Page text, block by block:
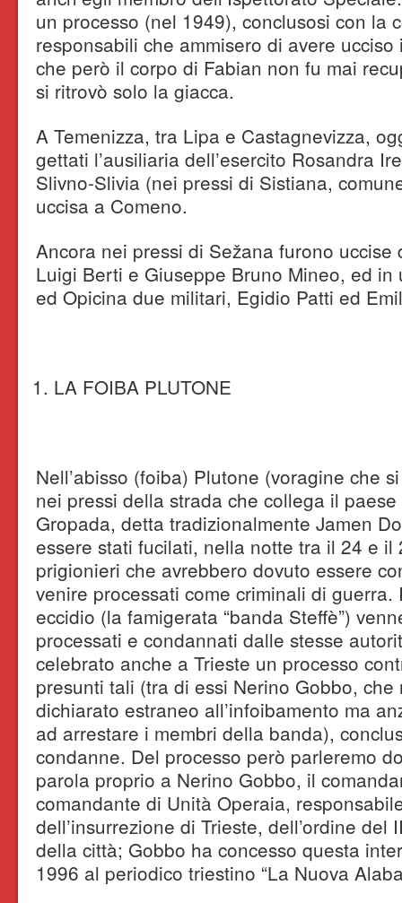
un processo (nel 1949), conclusosi con la
responsabili che ammisero di avere
che però il corpo di Fabian non fu mai
si ritrovò solo la giacca.
A Temenizza, tra Lipa e Castagnevizza,
gettati l’ausiliaria dell’esercito Rosandra
Slivno-Slivia (nei pressi di Sistiana,
uccisa a Comeno.
Ancora nei pressi di Sežana furono uccise
Luigi Berti e Giuseppe Bruno Mineo, ed in
ed Opicina due militari, Egidio Patti ed
LA FOIBA PLUTONE
Nell’abisso (foiba) Plutone (voragine che
nei pressi della strada che collega il
Gropada, detta tradizionalmente Jamen
essere stati fucilati, nella notte tra il 24 e il
prigionieri che avrebbero dovuto essere
venire processati come criminali di
eccidio (la famigerata “banda Steffè”)
processati e condannati dalle stesse
celebrato anche a Trieste un processo
presunti tali (tra di essi Nerino Gobbo,
dichiarato estraneo all’infoibamento ma
ad arrestare i membri della banda),
condanne. Del processo però parleremo
parola proprio a Nerino Gobbo, il
comandante di Unità Operaia,
dell’insurrezione di Trieste, dell’ordine del
della città; Gobbo ha concesso questa
1996 al periodico triestino “La Nuova